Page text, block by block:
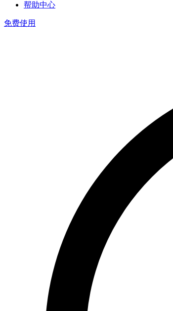
帮助中心
免费使用